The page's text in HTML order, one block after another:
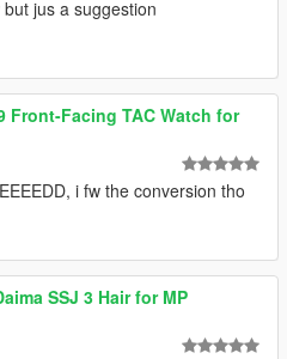
jus a suggestion
Front-Facing TAC Watch for
i fw the conversion tho
SSJ 3 Hair for MP